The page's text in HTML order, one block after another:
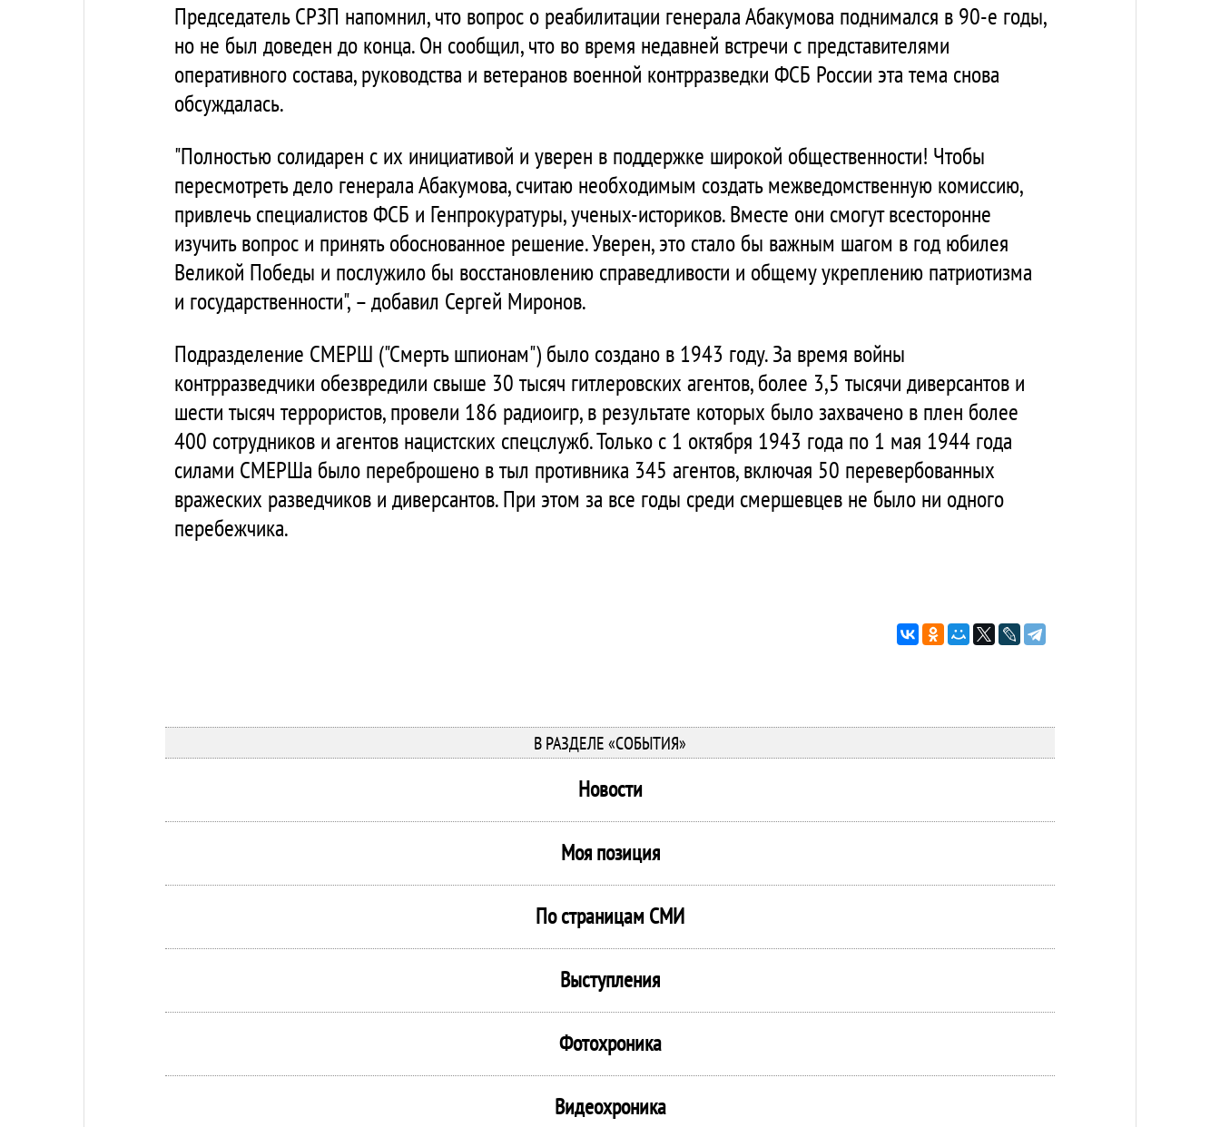
Председатель СРЗП напомнил, что вопрос о реабилитации генерала Абакумова поднимался в 90-е годы,
но не был доведен до конца. Он сообщил, что во время недавней встречи с представителями
оперативного состава, руководства и ветеранов военной контрразведки ФСБ России эта тема снова
обсуждалась.
"Полностью солидарен с их инициативой и уверен в поддержке широкой общественности! Чтобы
пересмотреть дело генерала Абакумова, считаю необходимым создать межведомственную комиссию,
привлечь специалистов ФСБ и Генпрокуратуры, ученых-историков. Вместе они смогут всесторонне
изучить вопрос и принять обоснованное решение. Уверен, это стало бы важным шагом в год юбилея
Великой Победы и послужило бы восстановлению справедливости и общему укреплению патриотизма
и государственности", – добавил Сергей Миронов.
Подразделение СМЕРШ ("Смерть шпионам") было создано в 1943 году. За время войны
контрразведчики обезвредили свыше 30 тысяч гитлеровских агентов, более 3,5 тысячи диверсантов и
шести тысяч террористов, провели 186 радиоигр, в результате которых было захвачено в плен более
400 сотрудников и агентов нацистских спецслужб. Только с 1 октября 1943 года по 1 мая 1944 года
силами СМЕРШа было переброшено в тыл противника 345 агентов, включая 50 перевербованных
вражеских разведчиков и диверсантов. При этом за все годы среди смершевцев не было ни одного
перебежчика.
В РАЗДЕЛЕ «СОБЫТИЯ»
Новости
Моя позиция
По страницам СМИ
Выступления
Фотохроника
Видеохроника